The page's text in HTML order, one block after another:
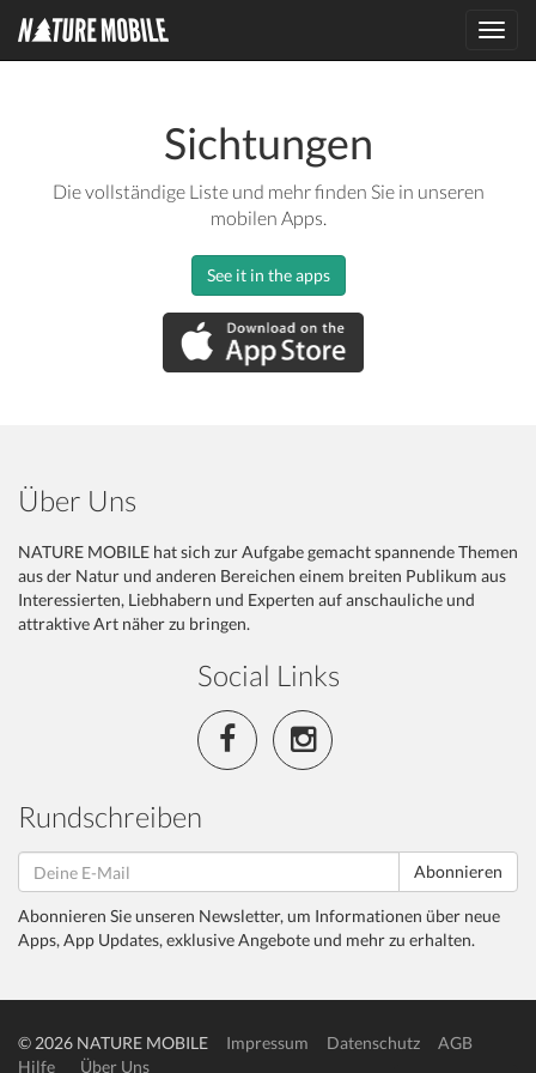
Sichtungen
Die vollständige Liste und mehr finden Sie in unseren
mobilen Apps.
See it in the apps
Über Uns
NATURE MOBILE hat sich zur Aufgabe gemacht spannende Themen
aus der Natur und anderen Bereichen einem breiten Publikum aus
Interessierten, Liebhabern und Experten auf anschauliche und
attraktive Art näher zu bringen.
Social Links
Rundschreiben
Abonnieren
Abonnieren Sie unseren Newsletter, um Informationen über neue
Apps, App Updates, exklusive Angebote und mehr zu erhalten.
© 2026 NATURE MOBILE Impressum Datenschutz
AGB
Hilfe
Über Uns